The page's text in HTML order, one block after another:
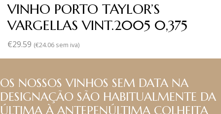
VINHO PORTO TAYLOR’S
VARGELLAS VINT.2005 0,375
€29.59 (€24.06 sem iva)
OS NOSSOS VINHOS SEM DATA NA
DESIGNAÇÃO SÃO HABITUALMENTE DA
ÚLTIMA À ANTEPENÚLTIMA COLHEITA